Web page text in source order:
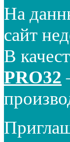
На
сайт
В
PRO32